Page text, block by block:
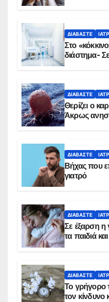
ΔΙΑΒΆΣΤΕ
Στο
διάστημα-
ΔΙΑΒΆΣΤΕ
Θερίζει ο
Άκρως
ΔΙΑΒΆΣΤΕ
Βήχας που
γιατρό
ΔΙΑΒΆΣΤΕ
Σε έξαρση η
τα παιδιά
ΔΙΑΒΆΣΤΕ
Το γρήγορο
τον